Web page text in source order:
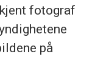
fotograf
på